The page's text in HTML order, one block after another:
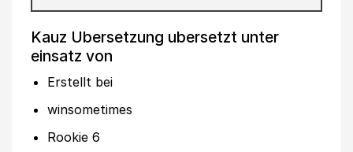
Kauz Ubersetzung ubersetzt unter
einsatz von
Erstellt bei
winsometimes
Rookie 6